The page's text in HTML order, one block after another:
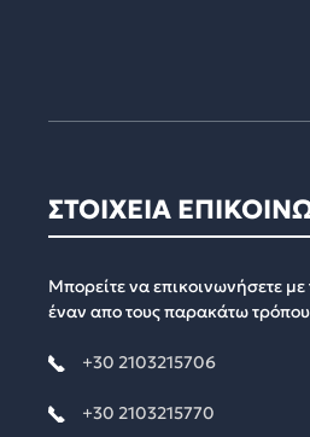
ΣΤΟΙΧΕΙΑ
Μπορείτε να επικοινωνήσετε
έναν απο τους παρακάτω
+30 2103215706
+30 2103215770